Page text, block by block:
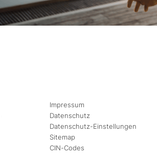
Impressum
Datenschutz
Datenschutz-Einstellungen
Sitemap
CIN-Codes